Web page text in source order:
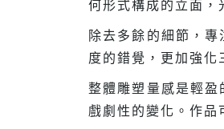
何形式構成的立面
除去多餘的細節，
度的錯覺，更加強化
整體雕塑量感是輕
戲劇性的變化。作